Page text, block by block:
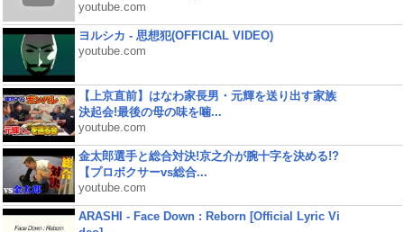
youtube.com
ヨルシカ - 思想犯(OFFICIAL VIDEO)
youtube.com
【上京直前】はなわ家長男・元輝を送り出す家族
決起会!最後の母の味を噛...
youtube.com
金太郎選手と総合対決!京之介が腕十字を決める!?
【プロボクサーvs総合...
youtube.com
ARASHI - Face Down : Reborn [Official Lyric Vi